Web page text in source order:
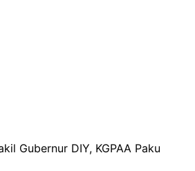
Gubernur DIY, KGPAA Paku